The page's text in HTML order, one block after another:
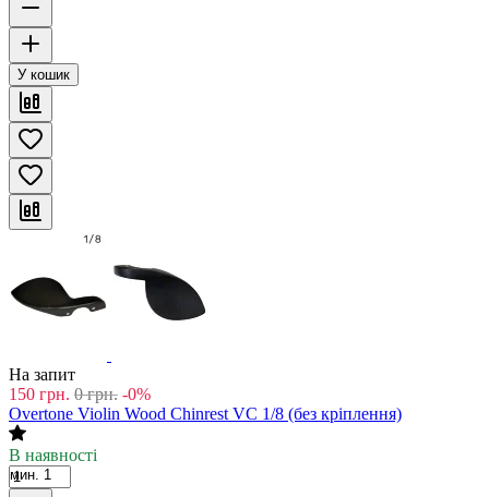
У кошик
На запит
150 грн. 0 грн. -0%
Overtone Violin Wood Chinrest VC 1/8 (без кріплення)
В наявності
мин. 1